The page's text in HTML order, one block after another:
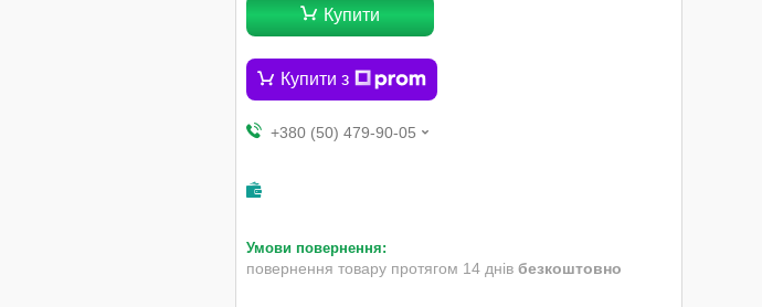
Купити
Купити з
+380 (50) 479-90-05
повернення товару протягом 14 днів безкоштовно